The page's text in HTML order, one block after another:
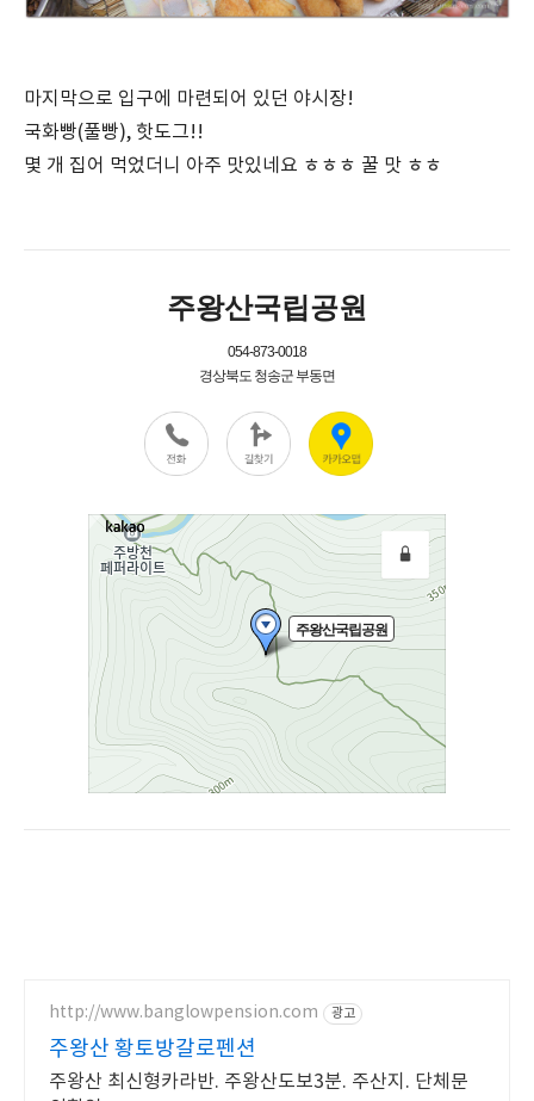
마지막으로 입구에 마련되어 있던 야시장!
국화빵(풀빵), 핫도그!!
몇 개 집어 먹었더니 아주 맛있네요 ㅎㅎㅎ 꿀 맛 ㅎㅎ
http://www.banglowpension.com 광고
주왕산 황토방갈로펜션
주왕산 최신형카라반. 주왕산도보3분. 주산지. 단체문